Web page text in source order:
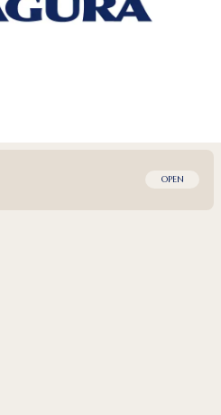
OPEN